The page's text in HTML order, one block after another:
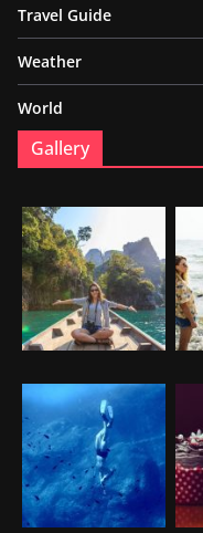
Travel Guide
Weather
World
Gallery